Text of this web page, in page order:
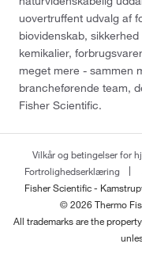
uovertruffent udvalg af
biovidenskab,
kemikalier,
meget mere - sammen
brancheførende team,
Fisher Scientific.
Vilkår og betingelser for
Fortrolighedserklæring
Fisher Scientific -
© 2026 Thermo
All trademarks are the